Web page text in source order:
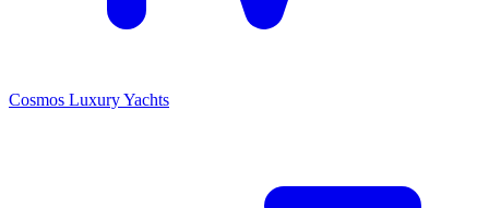
Cosmos Luxury Yachts